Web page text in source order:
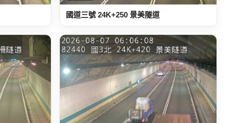
國道三號 24K+250 景美隧道